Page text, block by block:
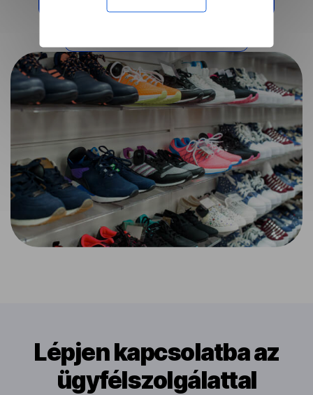
Lépjen kapcsolatba az
ügyfélszolgálattal